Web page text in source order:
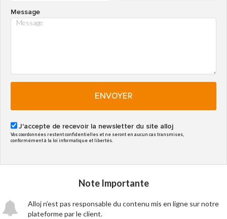
Message
ENVOYER
J'accepte de recevoir la newsletter du site alloj
Vos coordonnées restent confidentielles et ne seront en aucun cas transmises,
conformément à la loi informatique et libertés.
Note Importante
Alloj n’est pas responsable du contenu mis en ligne sur notre
plateforme par le client.